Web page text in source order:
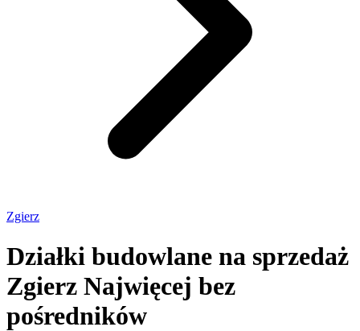
Zgierz
Działki budowlane na sprzedaż
Zgierz Najwięcej bez
pośredników